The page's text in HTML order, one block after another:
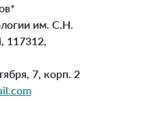
им. С.Н.
117312,
7, корп. 2